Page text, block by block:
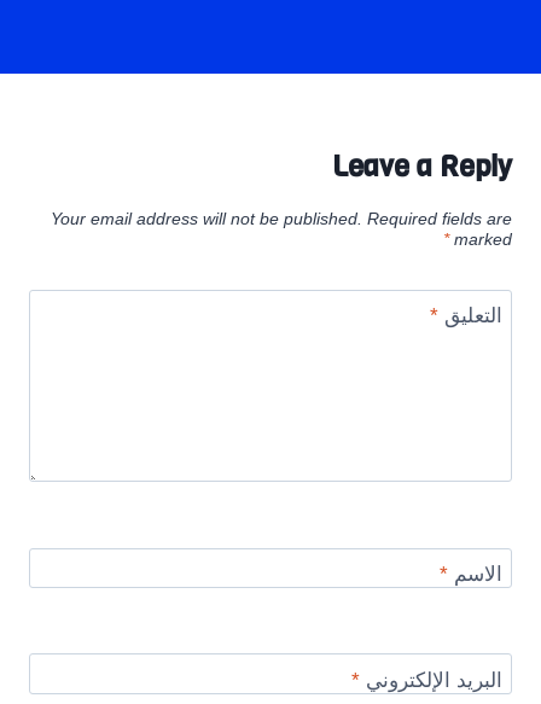
Leave a Reply
Your email address will not be published. Required fields are
marked
*
التعليق*
الاسم*
البريد الإلكتروني*